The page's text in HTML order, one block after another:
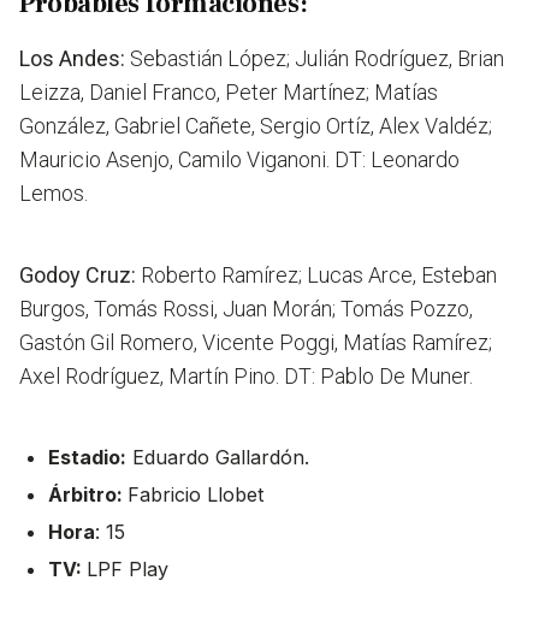
Los Andes: Sebastián López; Julián Rodríguez, Brian
Leizza, Daniel Franco, Peter Martínez; Matías
González, Gabriel Cañete, Sergio Ortíz, Alex Valdéz;
Mauricio Asenjo, Camilo Viganoni. DT: Leonardo
Lemos.
Godoy Cruz: Roberto Ramírez; Lucas Arce, Esteban
Burgos, Tomás Rossi, Juan Morán; Tomás Pozzo,
Gastón Gil Romero, Vicente Poggi, Matías Ramírez;
Axel Rodríguez, Martín Pino. DT: Pablo De Muner.
Estadio: Eduardo Gallardón.
Árbitro: Fabricio Llobet
Hora: 15
TV: LPF Play